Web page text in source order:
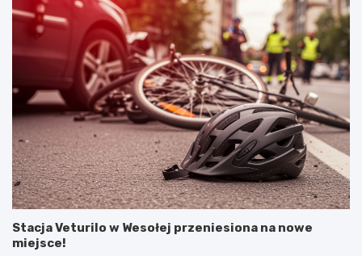
Stacja Veturilo w Wesołej przeniesiona na nowe
miejsce!